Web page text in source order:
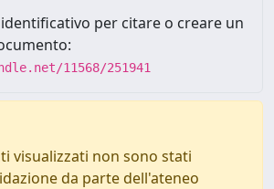
per citare o creare un
11568/251941
visualizzati non sono stati
da parte dell'ateneo